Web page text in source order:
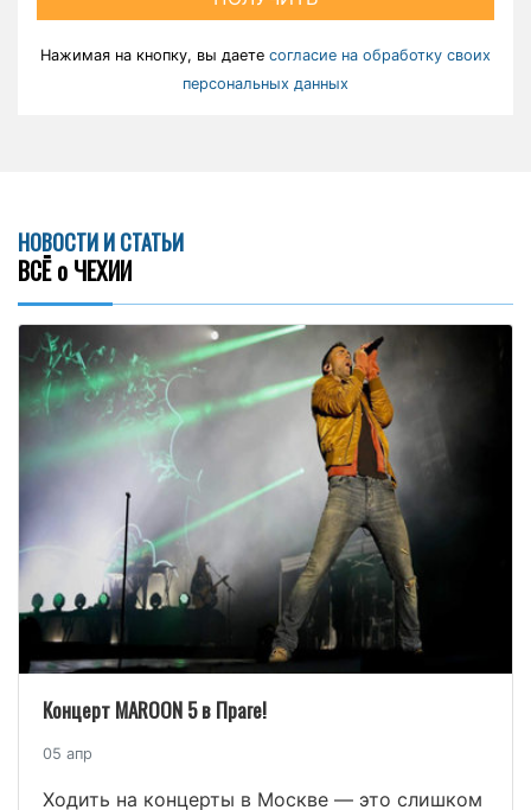
Нажимая на кнопку, вы даете согласие на обработку своих
персональных данных
НОВОСТИ И СТАТЬИ
ВСЁ о ЧЕХИИ
Концерт MAROON 5 в Праге!
05 апр
Ходить на концерты в Москве — это слишком